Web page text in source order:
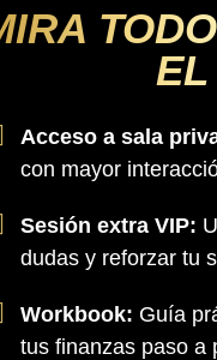
EL
Acceso a sala
con mayor
Sesión extra VIP:
dudas y reforzar tu
Workbook: Guía
tus finanzas paso a